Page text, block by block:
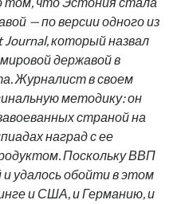
— по версии одного из
который назвал
державой в
Журналист в своем
методику: он
страной на
наград с ее
Поскольку ВВП
удалось обойти в этом
и США, и Германию, и